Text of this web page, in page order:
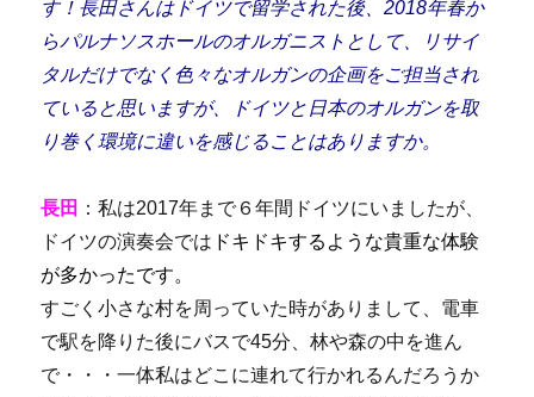
す！ 長田さんはドイツで留学された後、2018年春か
らパルナソスホールのオルガニストとして、リサイ
タルだけでなく色々なオルガンの企画をご担当され
ていると思いますが、ドイツと日本のオルガンを取
り巻く環境に違いを感じることはありますか。
長田 ：私は2017年まで６年間ドイツにいましたが、
ドイツの演奏会では ドキドキするような貴重な体験
が多かったです。
すごく小さな村を周っていた時がありまして、電車
で駅を降りた後にバスで45分、林や森の中を進ん
で・・・一体私はどこに連れて行かれるんだろうか